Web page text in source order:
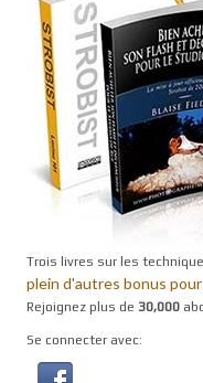
Trois livres sur les
plein d'autres bonus
Rejoignez plus de 30,000
Se connecter avec: